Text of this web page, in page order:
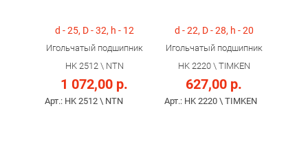
d - 25, D - 32, h - 12
Игольчатый подшипник
HK 2512 \ NTN
1 072,00 р.
Арт.: HK 2512 \ NTN
d - 22, D - 28, h - 20
Игольчатый подшипник
HK 2220 \ TIMKEN
627,00 р.
Арт.: HK 2220 \ TIMKEN